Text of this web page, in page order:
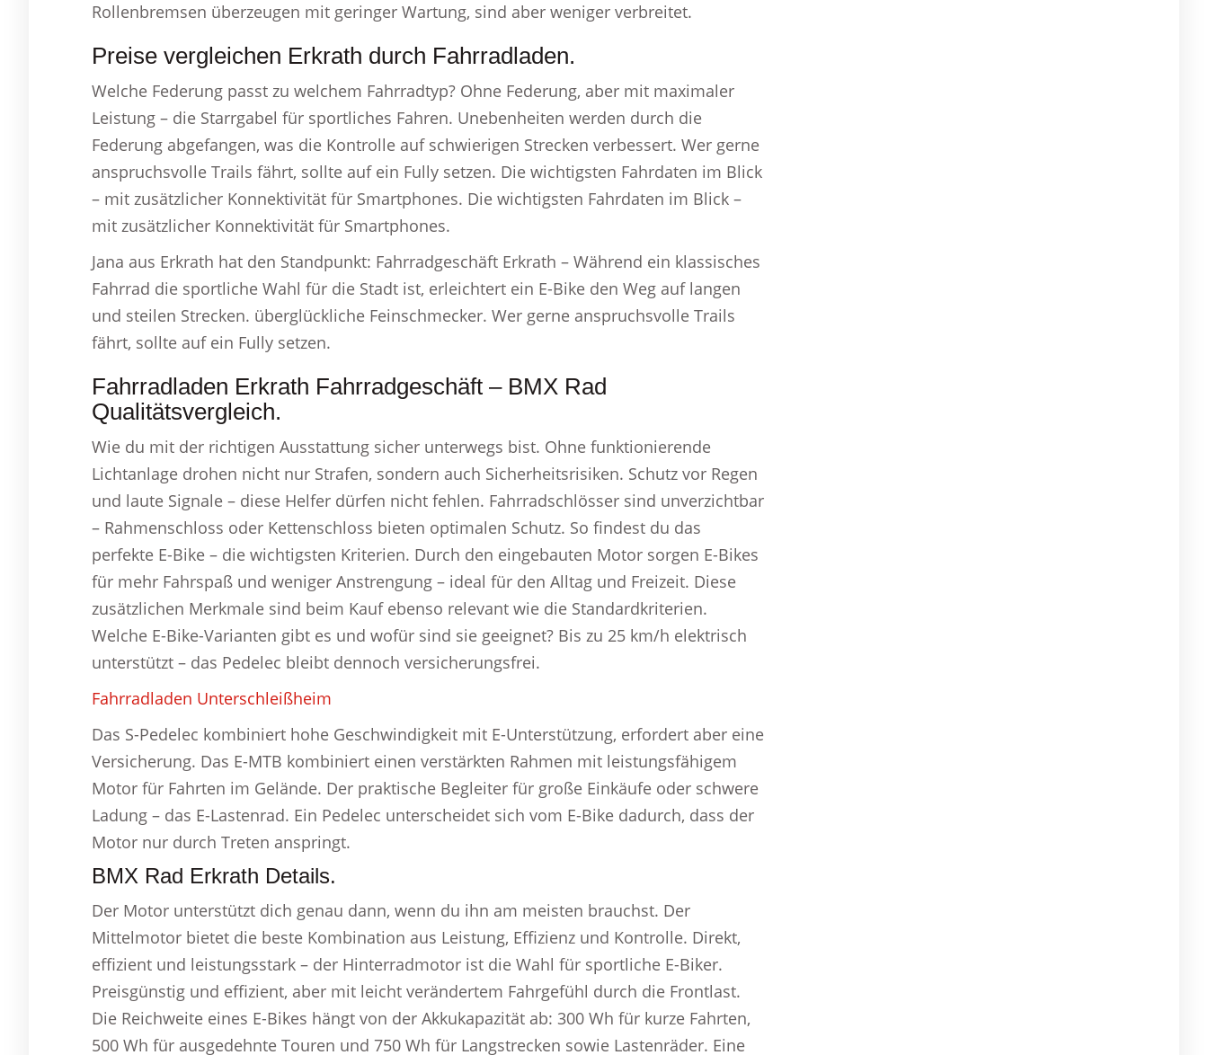
Rollenbremsen überzeugen mit geringer Wartung, sind aber weniger verbreitet.
Preise vergleichen Erkrath durch Fahrradladen.
Welche Federung passt zu welchem Fahrradtyp? Ohne Federung, aber mit maximaler
Leistung – die Starrgabel für sportliches Fahren. Unebenheiten werden durch die
Federung abgefangen, was die Kontrolle auf schwierigen Strecken verbessert. Wer gerne
anspruchsvolle Trails fährt, sollte auf ein Fully setzen. Die wichtigsten Fahrdaten im Blick
– mit zusätzlicher Konnektivität für Smartphones. Die wichtigsten Fahrdaten im Blick –
mit zusätzlicher Konnektivität für Smartphones.
Jana aus Erkrath hat den Standpunkt: Fahrradgeschäft Erkrath – Während ein klassisches
Fahrrad die sportliche Wahl für die Stadt ist, erleichtert ein E-Bike den Weg auf langen
und steilen Strecken. überglückliche Feinschmecker. Wer gerne anspruchsvolle Trails
fährt, sollte auf ein Fully setzen.
Fahrradladen Erkrath Fahrradgeschäft – BMX Rad
Qualitätsvergleich.
Wie du mit der richtigen Ausstattung sicher unterwegs bist. Ohne funktionierende
Lichtanlage drohen nicht nur Strafen, sondern auch Sicherheitsrisiken. Schutz vor Regen
und laute Signale – diese Helfer dürfen nicht fehlen. Fahrradschlösser sind unverzichtbar
– Rahmenschloss oder Kettenschloss bieten optimalen Schutz. So findest du das
perfekte E-Bike – die wichtigsten Kriterien. Durch den eingebauten Motor sorgen E-Bikes
für mehr Fahrspaß und weniger Anstrengung – ideal für den Alltag und Freizeit. Diese
zusätzlichen Merkmale sind beim Kauf ebenso relevant wie die Standardkriterien.
Welche E-Bike-Varianten gibt es und wofür sind sie geeignet? Bis zu 25 km/h elektrisch
unterstützt – das Pedelec bleibt dennoch versicherungsfrei.
Fahrradladen Unterschleißheim
Das S-Pedelec kombiniert hohe Geschwindigkeit mit E-Unterstützung, erfordert aber eine
Versicherung. Das E-MTB kombiniert einen verstärkten Rahmen mit leistungsfähigem
Motor für Fahrten im Gelände. Der praktische Begleiter für große Einkäufe oder schwere
Ladung – das E-Lastenrad. Ein Pedelec unterscheidet sich vom E-Bike dadurch, dass der
Motor nur durch Treten anspringt.
BMX Rad Erkrath Details.
Der Motor unterstützt dich genau dann, wenn du ihn am meisten brauchst. Der
Mittelmotor bietet die beste Kombination aus Leistung, Effizienz und Kontrolle. Direkt,
effizient und leistungsstark – der Hinterradmotor ist die Wahl für sportliche E-Biker.
Preisgünstig und effizient, aber mit leicht verändertem Fahrgefühl durch die Frontlast.
Die Reichweite eines E-Bikes hängt von der Akkukapazität ab: 300 Wh für kurze Fahrten,
500 Wh für ausgedehnte Touren und 750 Wh für Langstrecken sowie Lastenräder. Eine